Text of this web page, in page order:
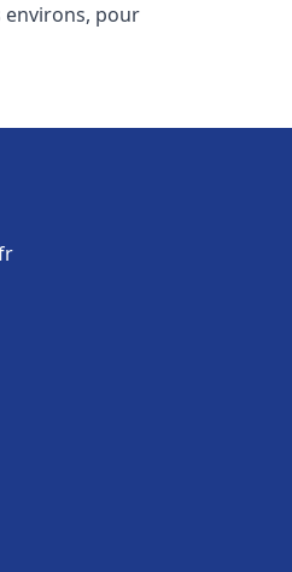
environs, pour